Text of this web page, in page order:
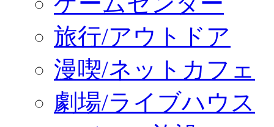
旅行/アウトドア
漫喫/ネットカフェ
劇場/ライブハウス